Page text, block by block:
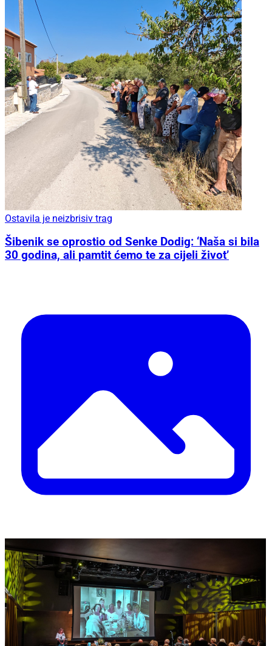
Ostavila je neizbrisiv trag
Šibenik se oprostio od Senke Dodig: ‘Naša si bila
30 godina, ali pamtit ćemo te za cijeli život’